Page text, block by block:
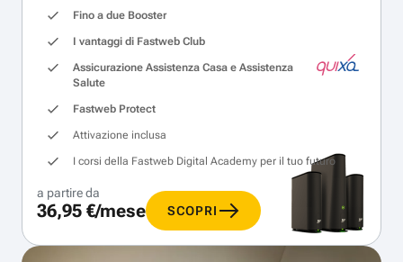
Fino a due Booster
I vantaggi di Fastweb Club
Assicurazione Assistenza Casa e Assistenza
Salute
Fastweb Protect
Attivazione inclusa
I corsi della Fastweb Digital Academy per il tuo futuro
a partire da
36,95 €/mese SCOPRI